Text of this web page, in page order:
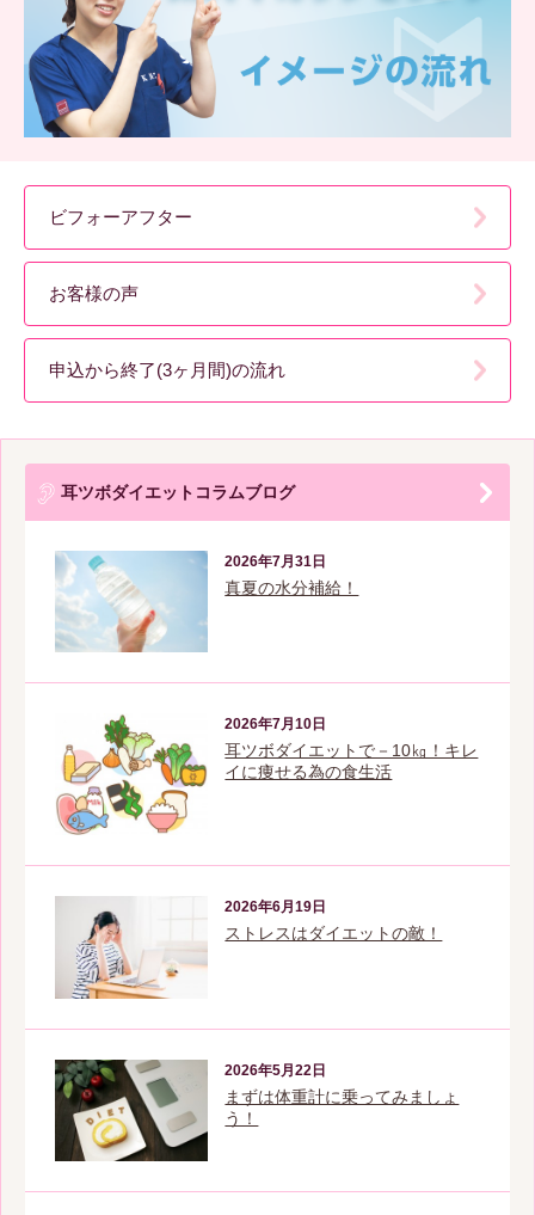
ビフォーアフター
お客様の声
申込から終了(3ヶ月間)の流れ
耳ツボダイエットコラムブログ
2026年7月31日
真夏の水分補給！
2026年7月10日
耳ツボダイエットで－10㎏！キレ
イに痩せる為の食生活
2026年6月19日
ストレスはダイエットの敵！
2026年5月22日
まずは体重計に乗ってみましょ
う！